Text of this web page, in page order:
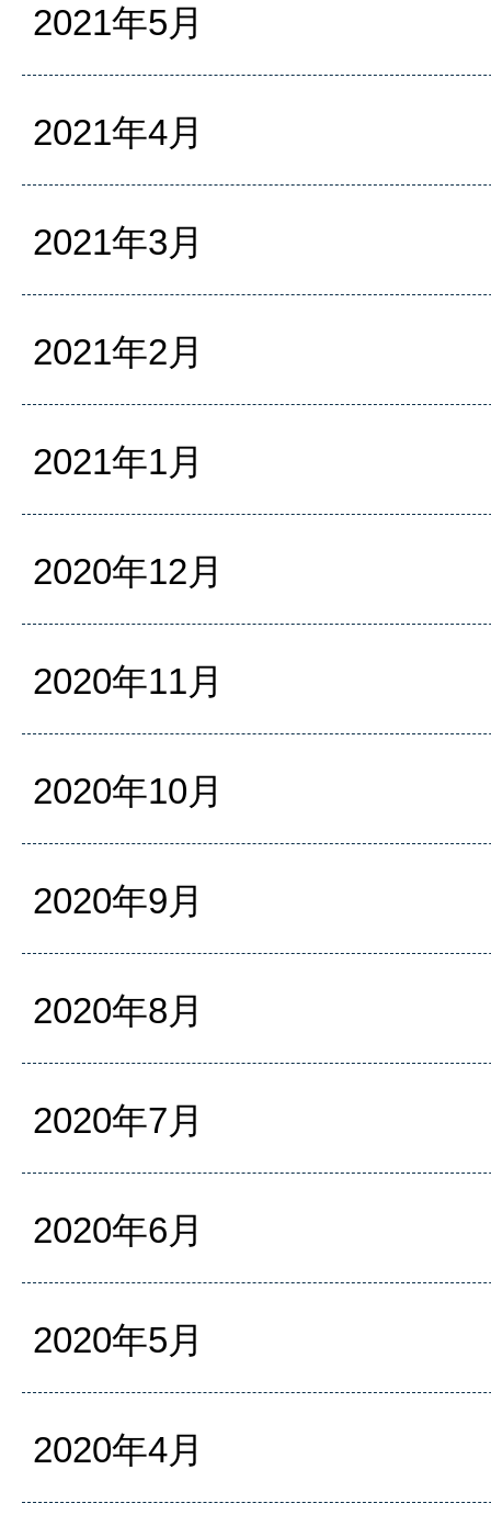
2021年5月
2021年4月
2021年3月
2021年2月
2021年1月
2020年12月
2020年11月
2020年10月
2020年9月
2020年8月
2020年7月
2020年6月
2020年5月
2020年4月